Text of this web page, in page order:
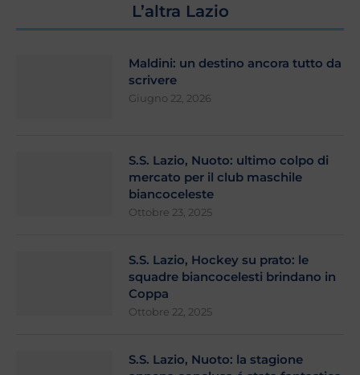
L’altra Lazio
Maldini: un destino ancora tutto da
scrivere
Giugno 22, 2026
S.S. Lazio, Nuoto: ultimo colpo di
mercato per il club maschile
biancoceleste
Ottobre 23, 2025
S.S. Lazio, Hockey su prato: le
squadre biancocelesti brindano in
Coppa
Ottobre 22, 2025
S.S. Lazio, Nuoto: la stagione